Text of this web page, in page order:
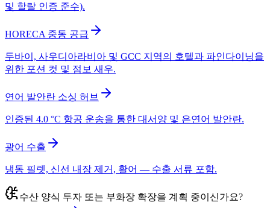
및 할랄 인증 준수).
HORECA 중동 공급
두바이, 사우디아라비아 및 GCC 지역의 호텔과 파인다이닝을
위한 포션 컷 및 점보 새우.
연어 발안란 소싱 허브
인증된 4.0 °C 항공 운송을 통한 대서양 및 은연어 발안란.
광어 수출
냉동 필렛, 신선 내장 제거, 활어 — 수출 서류 포함.
수산 양식 투자 또는 부화장 확장을 계획 중이신가요?